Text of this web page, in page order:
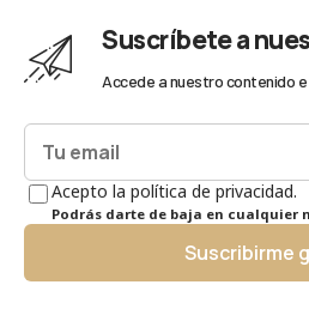
Suscríbete a
Accede a nuestro contenido
Acepto la política de privacidad.
Podrás darte de baja en cualquier
Suscribirme